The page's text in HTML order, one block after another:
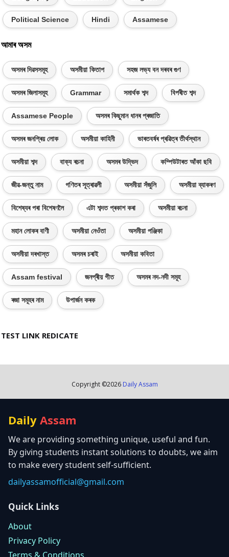
Political Science Hindi Assamese
আমাৰ অসম
অসমৰ দিৱসসমূহ অসমীয়া কিতাপ সহজ লভ্য বন দৰবৰ গুণ
অসমৰ জিলাসমূহ Grammar সমাৰ্থক শব্দ বিপৰীত শব্দ
Assamese People অসমৰ কিছুমান ধানৰ প্ৰজাতি
অসমৰ জনপ্ৰিয় লোক অসমীয়া কাহিনী ভাৰতবৰ্ষৰ প্ৰৱিত্ৰ তীৰ্থস্থান
অসমীয়া শব্দ বাক্য ৰচনা অসমৰ উদ্ভিদ কম্পিউটাৰত আঁকা ছবি
জীৱ-জন্তু নাম গণিতৰ সূত্ৰাৱলী অসমীয়া সঁজুলি অসমীয়া ব্যাকৰণ
বিশেষ্যৰ পৰা বিশেষণলৈ এটা শব্দত প্ৰকাশ কৰা অসমীয়া ৰচনা
মহান লোকৰ বাণী অসমীয়া নেওঁতা অসমীয়া পঞ্জিকা
অসমীয়া দৰখাস্ত অসমৰ চৰাই অসমীয়া কবিতা
Assam festival জনপ্ৰীয় গীত অসমৰ নদ-নদী সমূহ
ৰজা সমূহৰ নাম উপাৰ্জন কৰক
TEST LINK REDICATE
Copyright ©2026 Daily Assam
Daily Assam
We are providing something unique, useful and fun.
By giving students instant solutions to doubts, we aim
to make every student self-sufficient.
dailyassamofficial@gmail.com
Quick Links
About
Privacy Policy